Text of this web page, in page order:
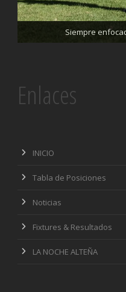
Siempre
Trabajando enfocados,
Enlaces
INICIO
Tabla de Posiciones
Noticias
Fixtures & Resultados
LA NOCHE ALTEÑA